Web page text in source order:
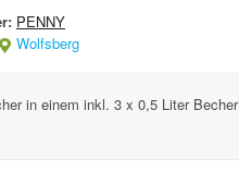
PENNY
Wolfsberg
in einem inkl. 3 x 0,5 Liter Becher